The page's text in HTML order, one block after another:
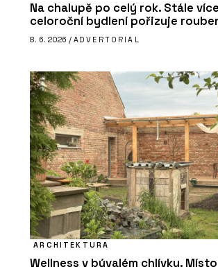
Na chalupě po celý rok. Stále
celoroční bydlení pořizuje
8. 6. 2026 / ADVERTORIAL
ARCHITEKTURA
Wellness v bývalém chlívku.